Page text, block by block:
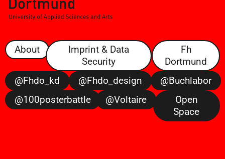
About
Imprint & Data
Security
Fh
Dortmund
@fhdo_kd
@fhdo_design
@buchlabor
@100posterbattle
@voltaire
Open
Space